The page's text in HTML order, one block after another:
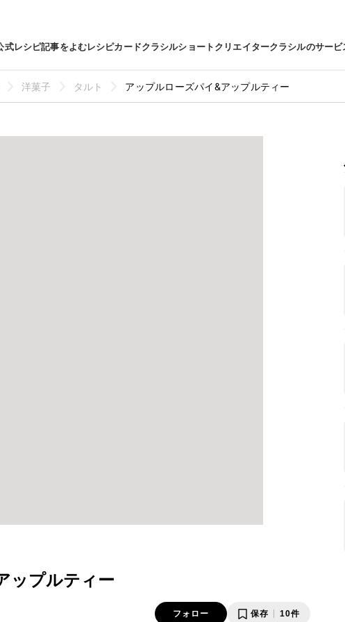
式レシピ記事をよむレシピカードクラシルショートクリエイタークラシルのサービ
洋菓子 タルト アップルローズパイ&アップルティー
ップルティー
フォロー 保存 10件